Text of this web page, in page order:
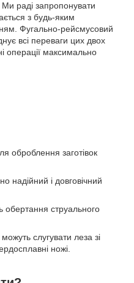
раді запропонувати
з будь-яким
Фугально-рейсмусовий
всі переваги цих двох
операції максимально
оброблення заготівок
надійний і довговічний
обертання струального
слугувати леза зі
ножі.